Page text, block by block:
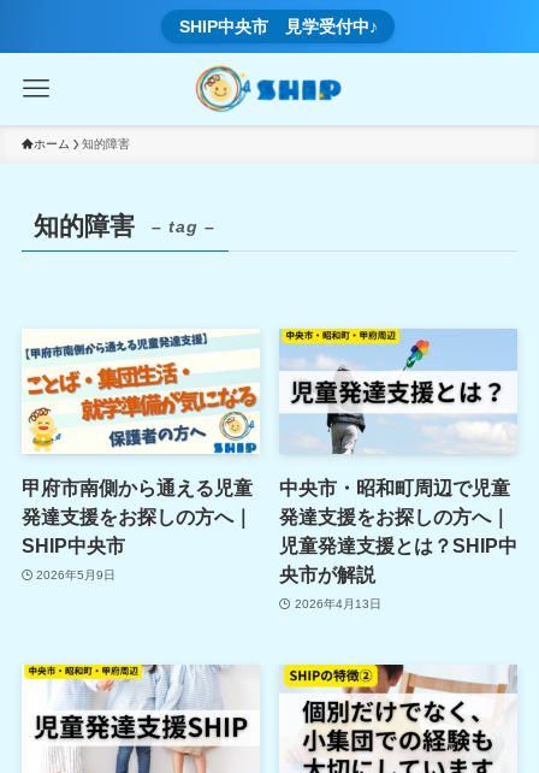
SHIP中央市 見学受付中♪
ホーム 知的障害
知的障害 – tag –
甲府市南側から通える児童
発達支援をお探しの方へ｜
SHIP中央市
2026年5月9日
中央市・昭和町周辺で児童
発達支援をお探しの方へ｜
児童発達支援とは？SHIP中
央市が解説
2026年4月13日